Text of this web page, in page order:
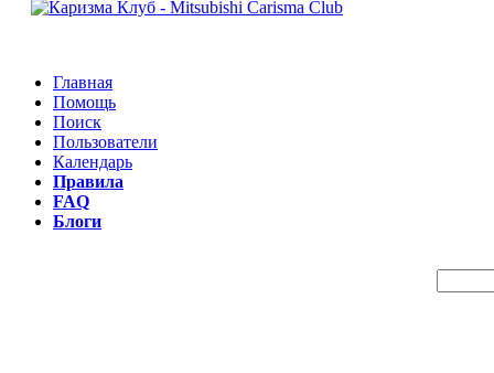
Главная
Помощь
Поиск
Пользователи
Календарь
Правила
FAQ
Блоги